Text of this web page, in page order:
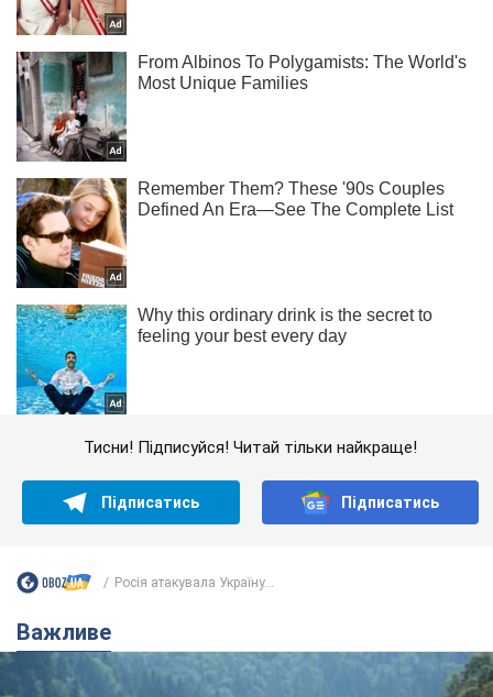
Тисни! Підписуйся! Читай тільки найкраще!
Підписатись Підписатись
Росія атакувала Україну...
Важливе